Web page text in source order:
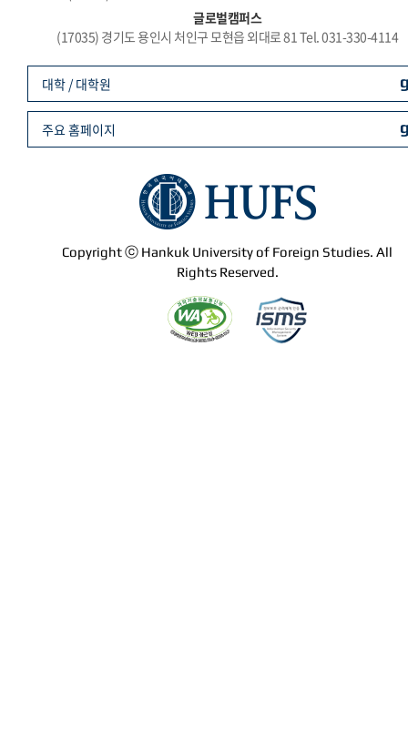
글로벌캠퍼스
(17035) 경기도 용인시 처인구 모현읍 외대로 81 Tel. 031-330-4114
Copyright ⓒ Hankuk University of Foreign Studies. All
Rights Reserved.
대학 / 대학원
주요 홈페이지